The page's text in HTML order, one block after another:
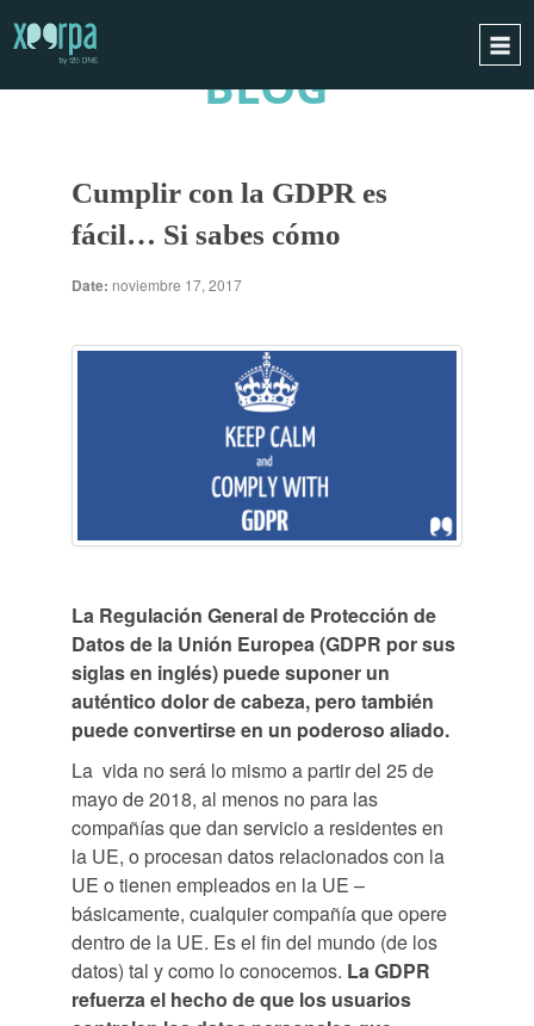
INTEGRACIONES
CASOS DE ÉXITO
RGPD
BLOG
Cumplir con la GDPR es
fácil… Si sabes cómo
Date: noviembre 17, 2017
La Regulación General de Protección de
Datos de la Unión Europea (GDPR por sus
siglas en inglés) puede suponer un
auténtico dolor de cabeza, pero también
puede convertirse en un poderoso aliado.
La vida no será lo mismo a partir del 25 de
mayo de 2018, al menos no para las
compañías que dan servicio a residentes en
la UE, o procesan datos relacionados con la
UE o tienen empleados en la UE –
básicamente, cualquier compañía que opere
dentro de la UE. Es el fin del mundo (de los
datos) tal y como lo conocemos. La GDPR
refuerza el hecho de que los usuarios